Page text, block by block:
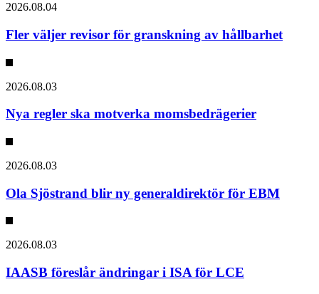
2026.08.04
Fler väljer revisor för granskning av hållbarhet
2026.08.03
Nya regler ska motverka momsbedrägerier
2026.08.03
Ola Sjöstrand blir ny generaldirektör för EBM
2026.08.03
IAASB föreslår ändringar i ISA för LCE